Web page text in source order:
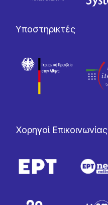
Υποστηρικτές
Χορηγοί Επικοινωνίας